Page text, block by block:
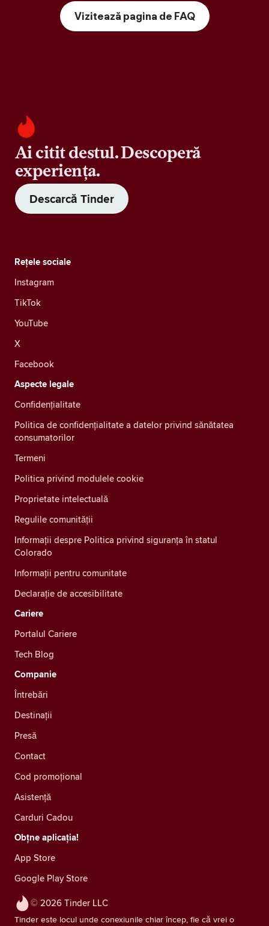
Vizitează pagina de FAQ
Ai citit destul. Descoperă
experiența.
Descarcă Tinder
© 2026 Tinder LLC
Tinder este locul unde conexiunile chiar încep, fie că vrei o
Rețele sociale
Instagram
TikTok
YouTube
X
Facebook
Aspecte legale
Confidenţialitate
Politica de confidențialitate a datelor privind sănătatea
consumatorilor
Termeni
Politica privind modulele cookie
Proprietate intelectuală
Regulile comunității
Informații despre Politica privind siguranța în statul
Colorado
Informații pentru comunitate
Declarație de accesibilitate
Cariere
Portalul Cariere
Tech Blog
Companie
Întrebări
Destinații
Presă
Contact
Cod promoțional
Asistență
Carduri Cadou
Obțne aplicația!
App Store
Google Play Store